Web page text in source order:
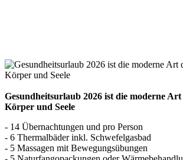
Gesundheitsurlaub 2026 ist die moderne
Körper und Seele
- 14 Übernachtungen und pro Person
- 6 Thermalbäder inkl. Schwefelgasbad
- 5 Massagen mit Bewegungsübungen